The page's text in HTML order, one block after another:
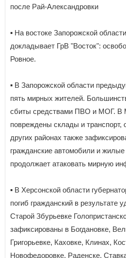
после Рай-Александровки
▪️ На востоке Запорожской
докладывает ГрВ "Восток":
Ровное.
▪️ В Запорожской области
пять мирных жителей.
сбиты средствами ПВО и МОГ. В
повреждены склады и транспорт,
других районах также
гражданские автомобили и
продолжает атаковать мирную
▪️ В Херсонской области
погиб гражданский в
Старой Збурьевке
зафиксированы в Богдановке,
Григорьевке, Каховке, Клинах,
Новофедоровке, Раденске,